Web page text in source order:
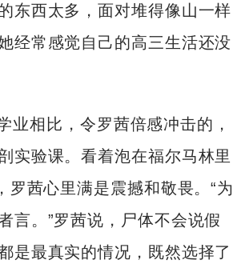
东西太多，面对堆得像山一样
经常感觉自己的高三生活还没
业相比，令罗茜倍感冲击的，
实验课。看着泡在福尔马林里
罗茜心里满是震撼和敬畏。“为
言。”罗茜说，尸体不会说假
是最真实的情况，既然选择了